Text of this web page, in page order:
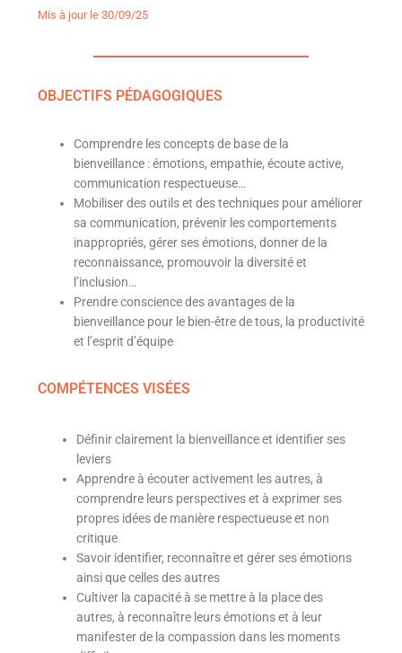
Mis à jour le 30/09/25
OBJECTIFS PÉDAGOGIQUES
Comprendre les concepts de base de la
bienveillance : émotions, empathie, écoute active,
communication respectueuse…
Mobiliser des outils et des techniques pour améliorer
sa communication, prévenir les comportements
inappropriés, gérer ses émotions, donner de la
reconnaissance, promouvoir la diversité et
l’inclusion…
Prendre conscience des avantages de la
bienveillance pour le bien-être de tous, la productivité
et l’esprit d’équipe
COMPÉTENCES VISÉES
Définir clairement la bienveillance et identifier ses
leviers
Apprendre à écouter activement les autres, à
comprendre leurs perspectives et à exprimer ses
propres idées de manière respectueuse et non
critique
Savoir identifier, reconnaître et gérer ses émotions
ainsi que celles des autres
Cultiver la capacité à se mettre à la place des
autres, à reconnaître leurs émotions et à leur
manifester de la compassion dans les moments